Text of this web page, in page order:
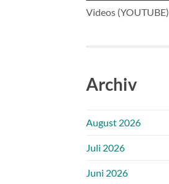
Videos (YOUTUBE)
Archiv
August 2026
Juli 2026
Juni 2026